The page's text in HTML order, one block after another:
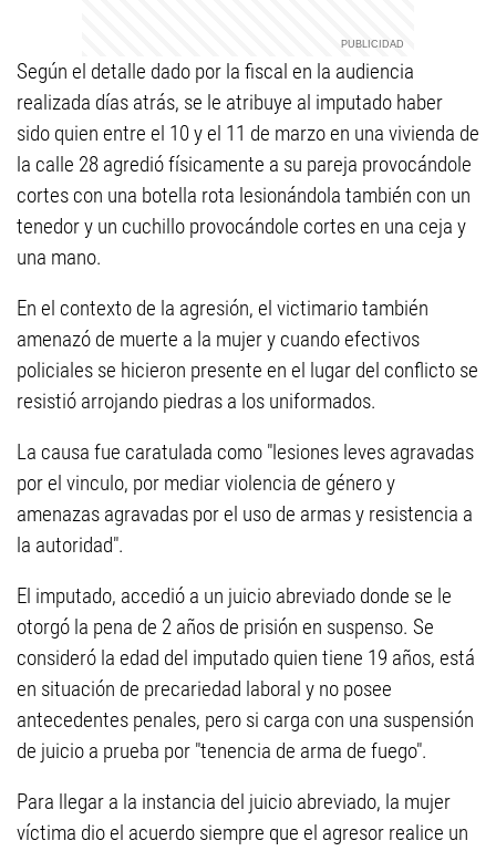
Según el detalle dado por la fiscal en la audiencia
realizada días atrás, se le atribuye al imputado haber
sido quien entre el 10 y el 11 de marzo en una vivienda de
la calle 28 agredió físicamente a su pareja provocándole
cortes con una botella rota lesionándola también con un
tenedor y un cuchillo provocándole cortes en una ceja y
una mano.
En el contexto de la agresión, el victimario también
amenazó de muerte a la mujer y cuando efectivos
policiales se hicieron presente en el lugar del conflicto se
resistió arrojando piedras a los uniformados.
La causa fue caratulada como "lesiones leves agravadas
por el vinculo, por mediar violencia de género y
amenazas agravadas por el uso de armas y resistencia a
la autoridad".
El imputado, accedió a un juicio abreviado donde se le
otorgó la pena de 2 años de prisión en suspenso. Se
consideró la edad del imputado quien tiene 19 años, está
en situación de precariedad laboral y no posee
antecedentes penales, pero si carga con una suspensión
de juicio a prueba por "tenencia de arma de fuego".
Para llegar a la instancia del juicio abreviado, la mujer
víctima dio el acuerdo siempre que el agresor realice un